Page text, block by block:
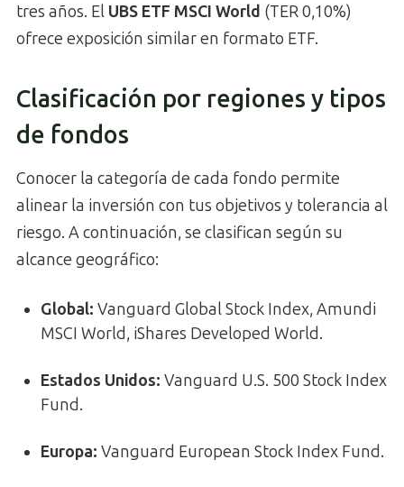
tres años. El UBS ETF MSCI World (TER 0,10%)
ofrece exposición similar en formato ETF.
Clasificación por regiones y tipos
de fondos
Conocer la categoría de cada fondo permite
alinear la inversión con tus objetivos y tolerancia al
riesgo. A continuación, se clasifican según su
alcance geográfico:
Global: Vanguard Global Stock Index, Amundi
MSCI World, iShares Developed World.
Estados Unidos: Vanguard U.S. 500 Stock Index
Fund.
Europa: Vanguard European Stock Index Fund.